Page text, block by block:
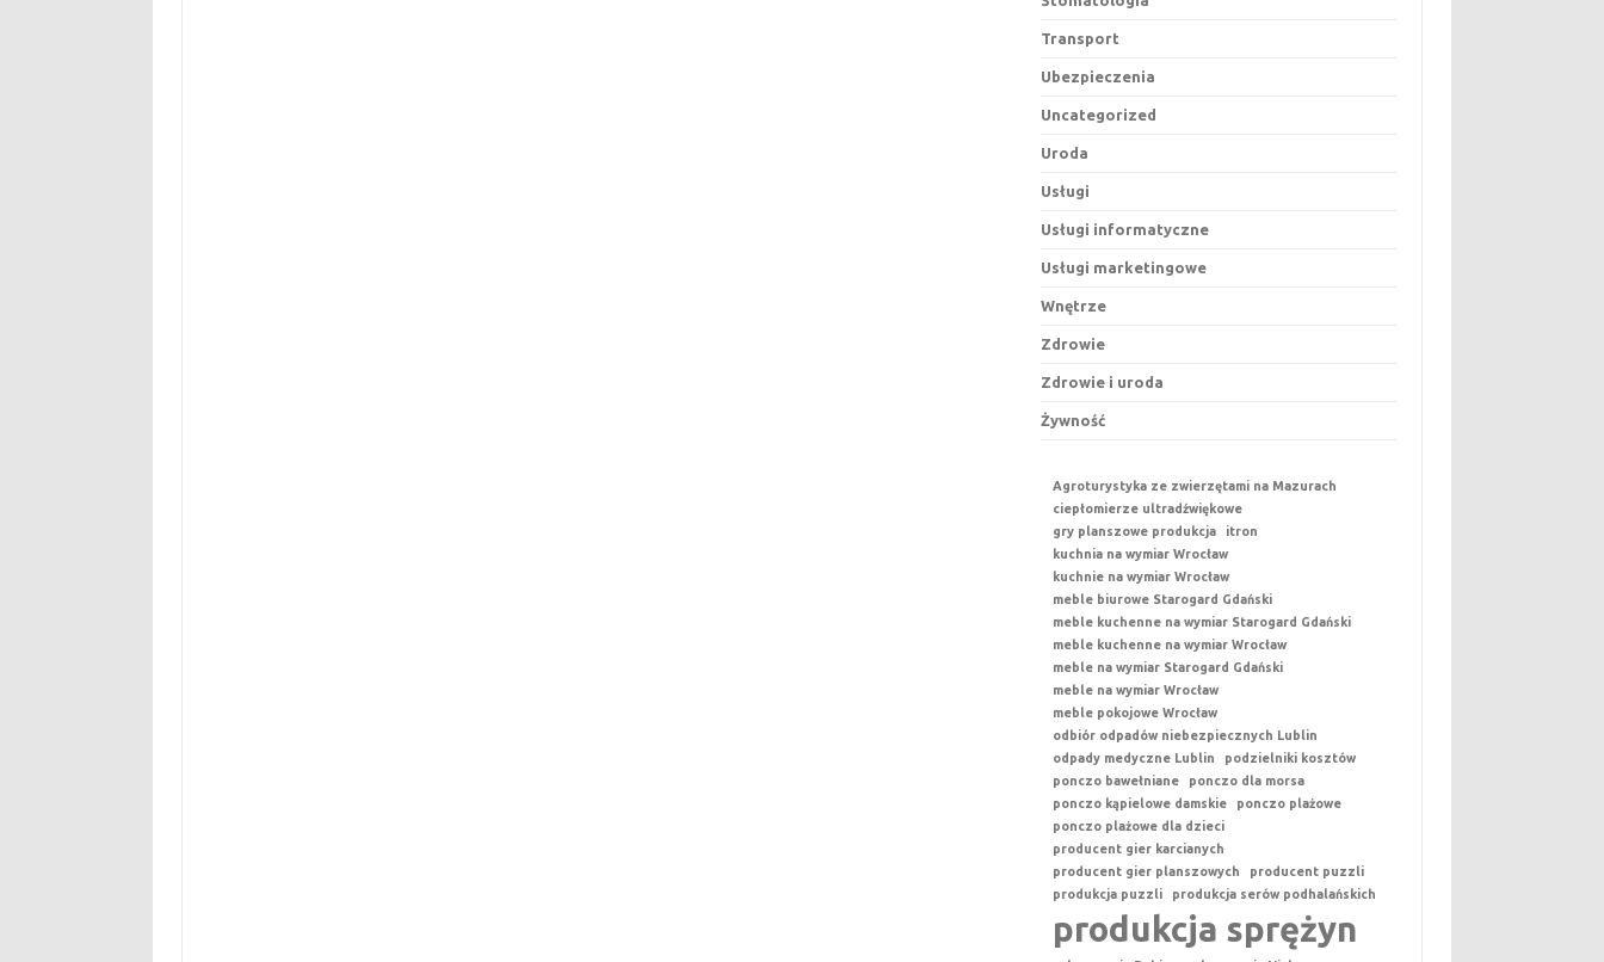
Transport
Ubezpieczenia
Uncategorized
Uroda
Usługi
Usługi informatyczne
Usługi marketingowe
Wnętrze
Zdrowie
Zdrowie i uroda
Żywność
Agroturystyka ze zwierzętami na Mazurach
ciepłomierze ultradźwiękowe
gry planszowe produkcja
itron
kuchnia na wymiar Wrocław
kuchnie na wymiar Wrocław
meble biurowe Starogard Gdański
meble kuchenne na wymiar Starogard Gdański
meble kuchenne na wymiar Wrocław
meble na wymiar Starogard Gdański
meble na wymiar Wrocław
meble pokojowe Wrocław
odbiór odpadów niebezpiecznych Lublin
odpady medyczne Lublin
podzielniki kosztów
ponczo bawełniane
ponczo dla morsa
ponczo kąpielowe damskie
ponczo plażowe
ponczo plażowe dla dzieci
producent gier karcianych
producent gier planszowych
producent puzzli
produkcja puzzli
produkcja serów podhalańskich
produkcja sprężyn